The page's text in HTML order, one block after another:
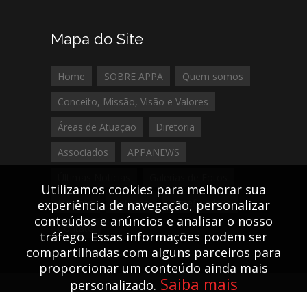
Mapa do Site
Home SOBRE APPA
Quem somos
Conceito, Missão, Visão e Valores
Áreas de Atuação
Diretoria
Associados
APPANEWS
Eventos
Cotação
Beneficiadora
Contato
Utilizamos cookies para melhorar sua
experiência de navegação, personalizar
conteúdos e anúncios e analisar o nosso
tráfego. Essas informações podem ser
compartilhadas com alguns parceiros para
proporcionar um conteúdo ainda mais
personalizado. Saiba mais